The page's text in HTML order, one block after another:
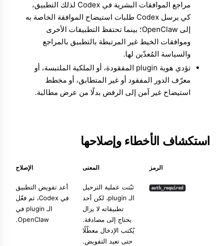
مراجع الموافقات البشرية في Codex لذلك التطبيق،
كي يرسل Codex طلبات استيضاح الموافقة الخاصة به
إلى OpenClaw؛ بينما تحتفظ التطبيقات الأخرى
وموافقات الخيط غير المرتبطة بالتطبيق بالمراجع
والسياسة المُعدّين لها.
تؤدي هوية plugin المفقودة، أو الملكية الملتبسة، أو
معرّف الدور المفقود أو غير المتطابق، أو مخطط
استيضاح غير آمن إلى الرفض بدلًا من عرض مطالبة.
استكشاف الأخطاء وإصلاحها
الرمز المعنى الإصلاح
auth_required
ثبّتت عملية الترحيل
الـ plugin، لكن أحد
تطبيقاته لا يزال
يحتاج إلى مصادقة.
يُكتب الإدخال معطّلًا
حتى تعيد التفويض.
أعد تفويض التطبيق
في Codex، ثم فعّل
الـ plugin في
OpenClaw.